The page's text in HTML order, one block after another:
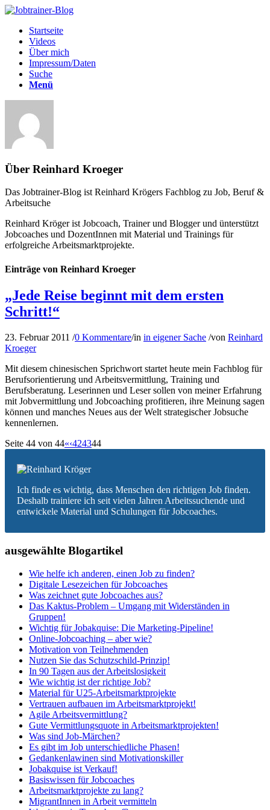
Startseite
Videos
Über mich
Impressum/Daten
Suche
Menü
Über Reinhard Kroeger
Das Jobtrainer-Blog ist Reinhard Krögers Fachblog zu Job, Beruf &
Arbeitsuche
Reinhard Kröger ist Jobcoach, Trainer und Blogger und ünterstützt
Jobcoaches und DozentInnen mit Material und Trainings für
erfolgreiche Arbeitsmarktprojekte.
Einträge von Reinhard Kroeger
„Jede Reise beginnt mit dem ersten
Schritt!“
23. Februar 2011 /0 Kommentare/in in eigener Sache /von Reinhard
Kroeger
Mit diesem chinesischen Sprichwort startet heute mein Fachblog für
Berufsorientierung und Arbeitsvermittlung, Training und
Berufsberatung. Leserinnen und Leser sollen von meiner Erfahrung
mit Jobvermittlung und Jobcoaching profitieren, ihre Meinung sagen
können und manches Neues aus der Welt strategischer Jobsuche
kennenlernen.
Seite 44 von 44«‹424344
Ich finde es wichtig, dass Menschen den richtigen Job finden.
Deshalb trainiere ich seit vielen Jahren Arbeitssuchende und
entwickele Material und Schulungen für Jobcoaches.
ausgewählte Blogartikel
Wie helfe ich anderen, einen Job zu finden?
Digitale Lesezeichen für Jobcoaches
Was zeichnet gute Jobcoaches aus?
Das Kaktus-Problem – Umgang mit Widerständen in
Gruppen!
Wichtig für Jobakquise: Die Marketing-Pipeline!
Online-Jobcoaching – aber wie?
Motivation von Teilnehmenden
Nutzen Sie das Schutzschild-Prinzip!
In 90 Tagen aus der Arbeitslosigkeit
Wie wichtig ist der richtige Job?
Material für U25-Arbeitsmarktprojekte
Vertrauen aufbauen im Arbeitsmarktprojekt!
Agile Arbeitsvermittlung?
Gute Vermittlungsquote in Arbeitsmarktprojekten!
Was sind Job-Märchen?
Es gibt im Job unterschiedliche Phasen!
Gedankenlawinen sind Motivationskiller
Jobakquise ist Verkauf!
Basiswissen für Jobcoaches
Arbeitsmarktprojekte zu lang?
MigrantInnen in Arbeit vermitteln